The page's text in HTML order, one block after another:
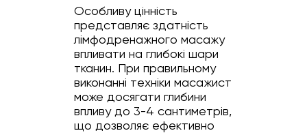
Особливу цінність
представляє здатність
лімфодренажного масажу
впливати на глибокі шари
тканин. При правильному
виконанні техніки масажист
може досягати глибини
впливу до 3-4 сантиметрів,
що дозволяє ефективно